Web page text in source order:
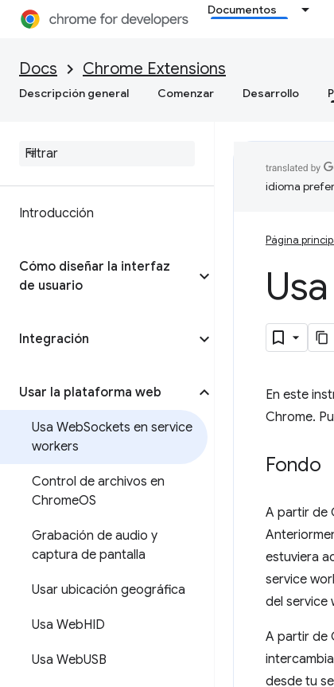
Documentos
Docs Chrome Extensions
Descripción general Comenzar Desarrollo
Introducción
Cómo diseñar la interfaz
de usuario
Integración
Usar la plataforma web
Usa WebSockets en service
workers
Control de archivos en
ChromeOS
Grabación de audio y
captura de pantalla
Usar ubicación geográfica
Usa WebHID
Usa WebUSB
idioma
Página
En este
Chrome.
Fondo
A partir de
estuviera
service
del service
A partir de
desde tu